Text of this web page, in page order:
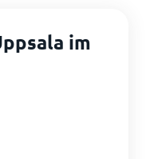
im